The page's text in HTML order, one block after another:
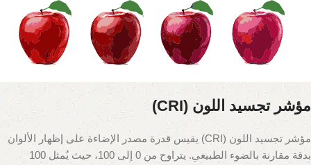
مؤشر تجسيد اللون (CRI)
مؤشر تجسيد اللون (CRI) يقيس قدرة مصدر الإضاءة على إظهار الألوان
بدقة مقارنة بالضوء الطبيعي. يتراوح من 0 إلى 100، حيث يُمثل 100